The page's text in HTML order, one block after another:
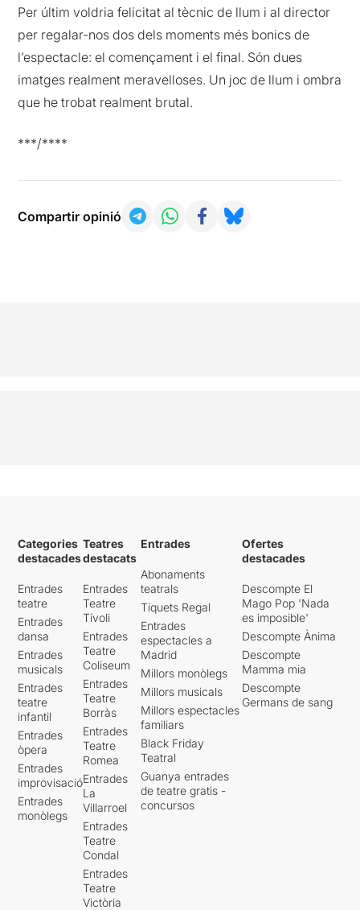
Per últim voldria felicitat al tècnic de llum i al director
per regalar-nos dos dels moments més bonics de
l’espectacle: el començament i el final. Són dues
imatges realment meravelloses. Un joc de llum i ombra
que he trobat realment brutal.
***/****
Compartir opinió
Categories
destacades
Entrades
teatre
Entrades
dansa
Entrades
musicals
Entrades
teatre
infantil
Entrades
òpera
Entrades
improvisació
Entrades
monòlegs
Teatres
destacats
Entrades
Teatre
Tívoli
Entrades
Teatre
Coliseum
Entrades
Teatre
Borràs
Entrades
Teatre
Romea
Entrades
La
Villarroel
Entrades
Teatre
Condal
Entrades
Teatre
Victòria
Entrades
Abonaments
teatrals
Tiquets Regal
Entrades
espectacles a
Madrid
Millors monòlegs
Millors musicals
Millors espectacles
familiars
Black Friday
Teatral
Guanya entrades
de teatre gratis -
concursos
Ofertes
destacades
Descompte El
Mago Pop 'Nada
es imposible'
Descompte Ànima
Descompte
Mamma mia
Descompte
Germans de sang